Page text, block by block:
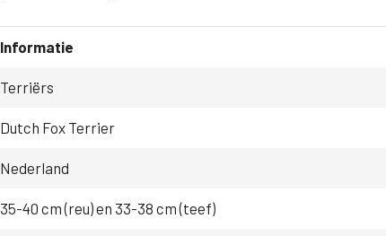
Informatie
Terriërs
Dutch Fox Terrier
Nederland
35-40 cm (reu) en 33-38 cm (teef)